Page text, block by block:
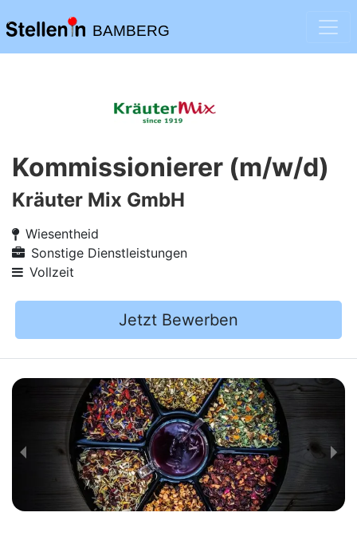
BAMBERG
Kommissionierer (m/w/d)
Kräuter Mix GmbH
Wiesentheid
Sonstige Dienstleistungen
Vollzeit
Jetzt Bewerben